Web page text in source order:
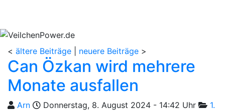
< ältere Beiträge neuere Beiträge >
Can Özkan wird mehrere
Monate ausfallen
Geschrieben von
Arn am Donnerstag, 8. August 2024 - 14:42 Uhr
1.